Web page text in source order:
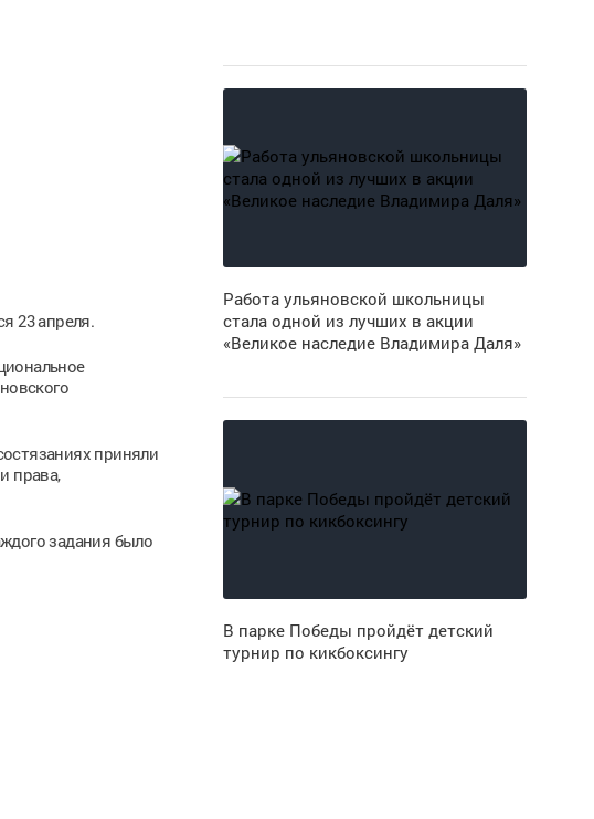
23 апреля.
приняли
права,
задания было
Работа ульяновской школьницы
стала одной из лучших в акции
«Великое наследие Владимира Даля»
В парке Победы пройдёт детский
турнир по кикбоксингу